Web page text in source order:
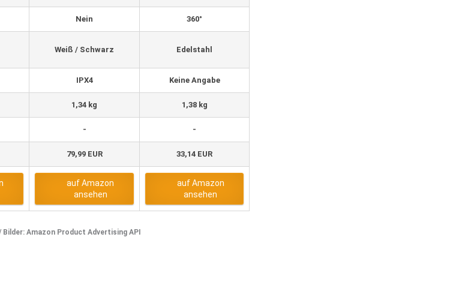
Nein 360°
Weiß / Schwarz Edelstahl
IPX4 Keine Angabe
1,34 kg 1,38 kg
- -
79,99 EUR 33,14 EUR
auf Amazon
ansehen
auf Amazon
ansehen
Amazon Product Advertising API